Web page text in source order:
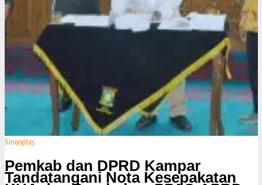
Sinergitas
Pemkab dan DPRD Kampar
Tandatangani Nota Kesepakatan